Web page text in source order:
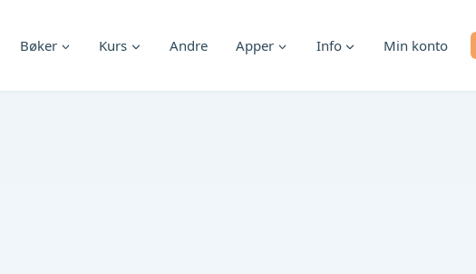
Bøker Kurs Andre Apper Info Min konto